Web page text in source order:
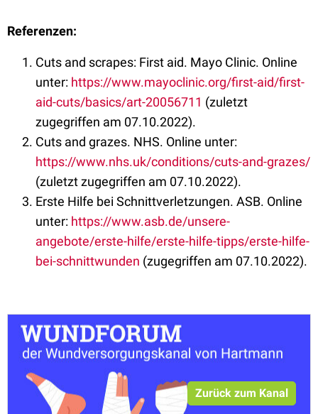
Referenzen:
Cuts and scrapes: First aid. Mayo Clinic. Online
unter: https://www.mayoclinic.org/first-aid/first-
aid-cuts/basics/art-20056711 (zuletzt
zugegriffen am 07.10.2022).
Cuts and grazes. NHS. Online unter:
https://www.nhs.uk/conditions/cuts-and-grazes/
(zuletzt zugegriffen am 07.10.2022).
Erste Hilfe bei Schnittverletzungen. ASB. Online
unter: https://www.asb.de/unsere-
angebote/erste-hilfe/erste-hilfe-tipps/erste-hilfe-
bei-schnittwunden (zugegriffen am 07.10.2022).
Zurück zum Kanal